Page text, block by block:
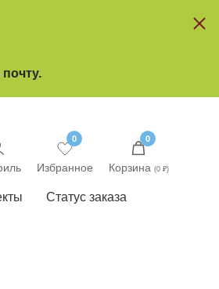
0
Избранное
0
Корзина (0 ₽)
Статус заказа